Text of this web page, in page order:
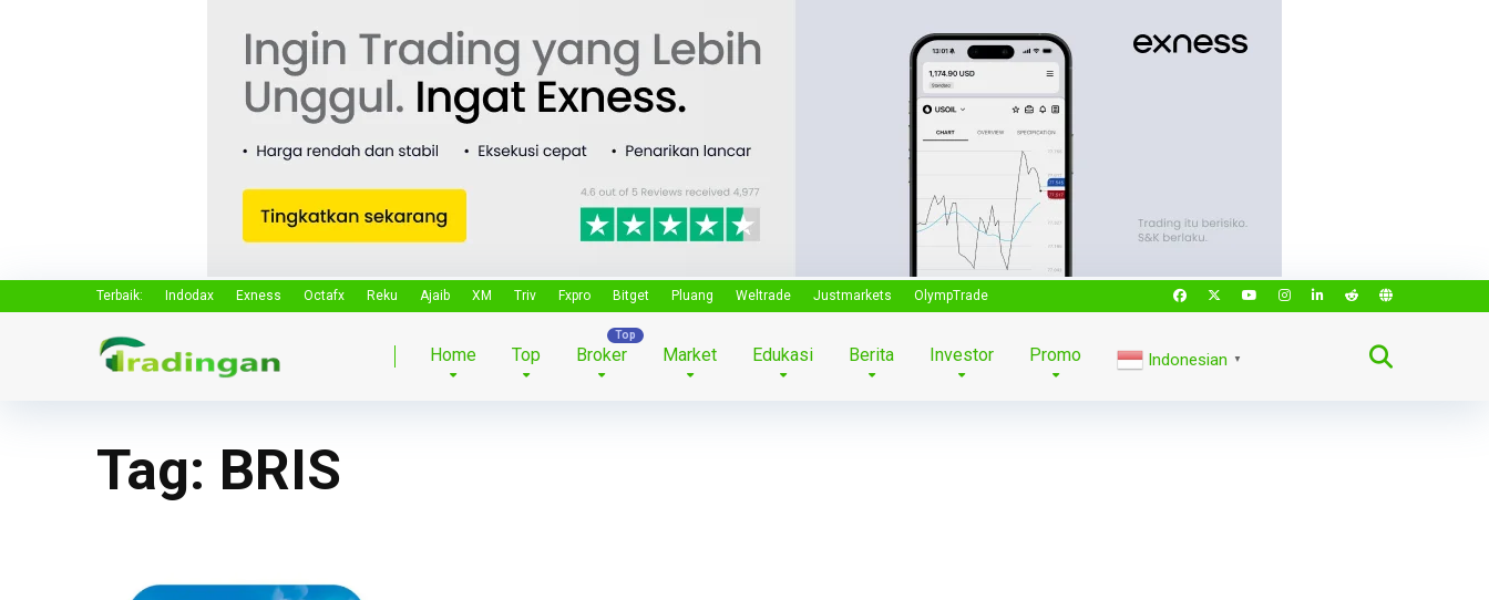
Terbaik: Indodax Exness Octafx Reku Ajaib XM Triv Fxpro Bitget Pluang Weltrade Justmarkets OlympTrade
Home Top Broker Market Edukasi Berita Investor Promo Indonesian ▼
Tag: BRIS